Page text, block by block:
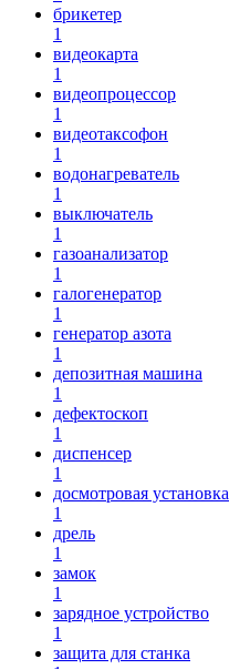
брикетер
1
видеокарта
1
видеопроцессор
1
видеотаксофон
1
водонагреватель
1
выключатель
1
газоанализатор
1
галогенератор
1
генератор азота
1
депозитная машина
1
дефектоскоп
1
диспенсер
1
досмотровая установка
1
дрель
1
замок
1
зарядное устройство
1
защита для станка